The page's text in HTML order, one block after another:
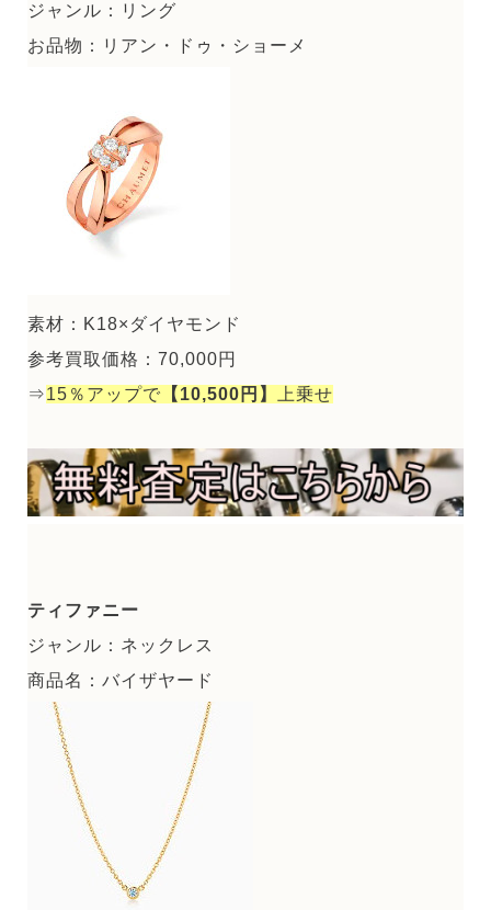
ジャンル：リング
お品物：リアン・ドゥ・ショーメ
素材：K18×ダイヤモンド
参考買取価格：70,000円
⇒15％アップで 【10,500円】 上乗せ
ティファニー
ジャンル：ネックレス
商品名：バイザヤード